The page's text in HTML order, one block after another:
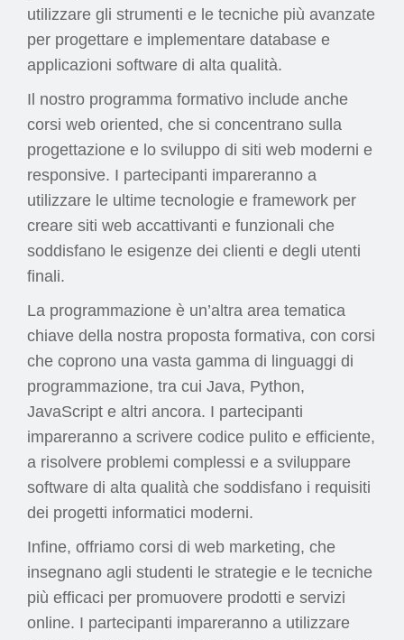
utilizzare gli strumenti e le tecniche più avanzate
per progettare e implementare database e
applicazioni software di alta qualità.
Il nostro programma formativo include anche
corsi web oriented, che si concentrano sulla
progettazione e lo sviluppo di siti web moderni e
responsive. I partecipanti impareranno a
utilizzare le ultime tecnologie e framework per
creare siti web accattivanti e funzionali che
soddisfano le esigenze dei clienti e degli utenti
finali.
La programmazione è un’altra area tematica
chiave della nostra proposta formativa, con corsi
che coprono una vasta gamma di linguaggi di
programmazione, tra cui Java, Python,
JavaScript e altri ancora. I partecipanti
impareranno a scrivere codice pulito e efficiente,
a risolvere problemi complessi e a sviluppare
software di alta qualità che soddisfano i requisiti
dei progetti informatici moderni.
Infine, offriamo corsi di web marketing, che
insegnano agli studenti le strategie e le tecniche
più efficaci per promuovere prodotti e servizi
online. I partecipanti impareranno a utilizzare